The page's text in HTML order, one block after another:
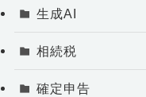
生成AI
相続税
確定申告